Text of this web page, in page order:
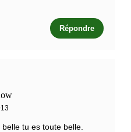
Répondre
tu es toute belle.